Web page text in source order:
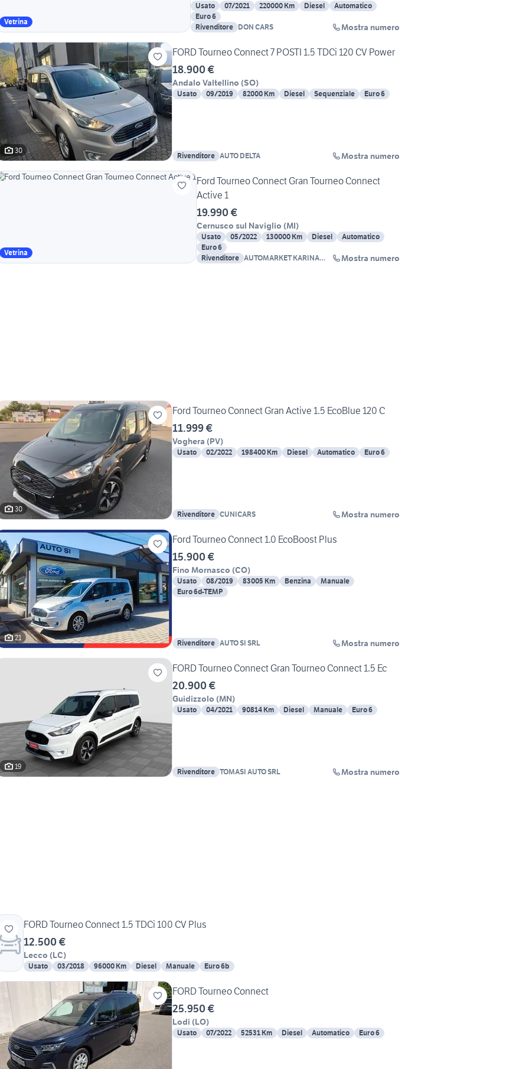
Vetrina
Usato 07/2021 220000 Km Diesel
Automatico
Euro 6
Rivenditore DON CARS Mostra numero
30
FORD Tourneo Connect 7 POSTI 1.5 TDCi 120 CV Power
18.900 €
Andalo Valtellino (SO)
Usato 09/2019 82000 Km Diesel Sequenziale Euro 6
Rivenditore AUTO DELTA Mostra numero
Vetrina
Ford Tourneo Connect Gran Tourneo Connect
Active 1
19.990 €
Cernusco sul Naviglio (MI)
Usato 05/2022 130000 Km Diesel
Automatico
Euro 6
Rivenditore AUTOMARKET KARINA
Mostra numero
30
Ford Tourneo Connect Gran Active 1.5 EcoBlue 120 C
11.999 €
Voghera (PV)
Usato 02/2022 198400 Km Diesel Automatico Euro 6
Rivenditore CUNICARS Mostra numero
21
Ford Tourneo Connect 1.0 EcoBoost Plus
15.900 €
Fino Mornasco (CO)
Usato 08/2019 83005 Km Benzina
Manuale
Euro 6d-TEMP
Rivenditore AUTO SI SRL Mostra numero
19
FORD Tourneo Connect Gran Tourneo Connect 1.5 Ec
20.900 €
Guidizzolo (MN)
Usato 04/2021 90814 Km Diesel Manuale Euro 6
Rivenditore TOMASI AUTO SRL Mostra numero
FORD Tourneo Connect 1.5 TDCi 100 CV Plus
12.500 €
Lecco (LC)
Usato 03/2018 96000 Km Diesel Manuale Euro 6b
FORD Tourneo Connect
25.950 €
Lodi (LO)
Usato 07/2022 52531 Km Diesel Automatico Euro 6